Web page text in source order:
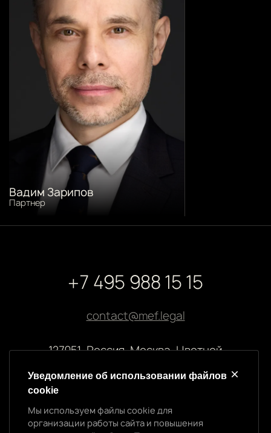
Вадим Зарипов
Партнер
+7 495 988 15 15
contact@mef.legal
127051, Россия, Москва, Цветной
Реквизиты компании
ООО “МЭФ ЛИГАЛ”
Уведомление об использовании файлов
cookie
Мы используем файлы cookie для
организации работы сайта и повышения